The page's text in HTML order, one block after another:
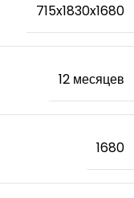
715x1830x1680
12 месяцев
1680